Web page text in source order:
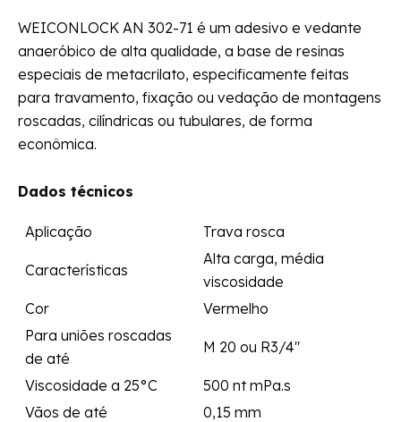
WEICONLOCK AN 302-71 é um adesivo e vedante
anaeróbico de alta qualidade, a base de resinas
especiais de metacrilato, especificamente feitas
para travamento, fixação ou vedação de montagens
roscadas, cilíndricas ou tubulares, de forma
econômica.
Dados técnicos
Aplicação Trava rosca
Características
Alta carga, média
viscosidade
Cor
Vermelho
Para uniões roscadas
de até
M 20 ou R3/4"
Viscosidade a 25°C
500 nt mPa.s
Vãos de até
0,15 mm